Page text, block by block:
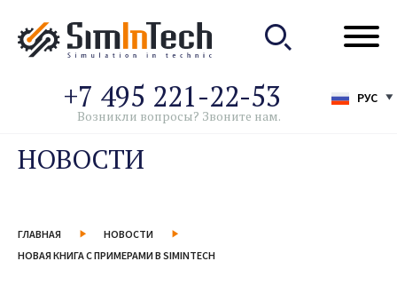
РУС
+7 495 221-22-53
Возникли вопросы? Звоните нам.
НОВОСТИ
ГЛАВНАЯ
НОВОСТИ
НОВАЯ КНИГА С ПРИМЕРАМИ В SIMINTECH